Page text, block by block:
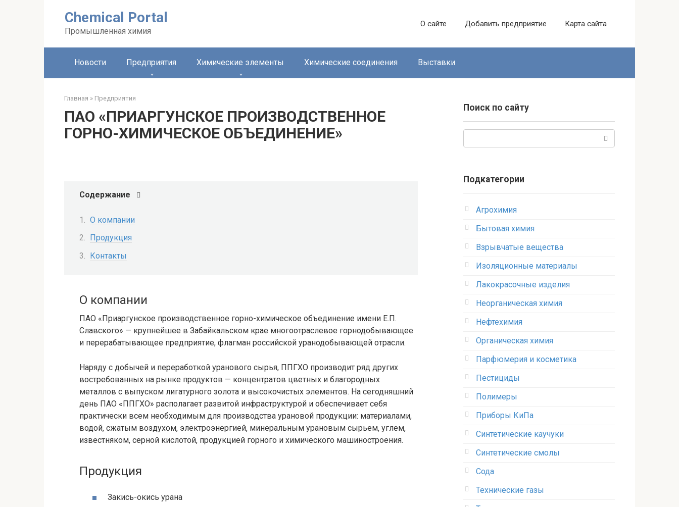
Chemical Portal
Промышленная химия
О сайте Добавить предприятие Карта сайта
Новости Предприятия Химические элементы Химические соединения Выставки
Главная » Предприятия
ПАО «ПРИАРГУНСКОЕ ПРОИЗВОДСТВЕННОЕ
ГОРНО-ХИМИЧЕСКОЕ ОБЪЕДИНЕНИЕ»
Содержание
О компании
Продукция
Контакты
О компании
ПАО «Приаргунское производственное горно-химическое объединение имени Е.П.
Славского» — крупнейшее в Забайкальском крае многоотраслевое горнодобывающее
и перерабатывающее предприятие, флагман российской уранодобывающей отрасли.
Наряду с добычей и переработкой уранового сырья, ППГХО производит ряд других
востребованных на рынке продуктов — концентратов цветных и благородных
металлов с выпуском лигатурного золота и высокочистых элементов. На сегодняшний
день ПАО «ППГХО» располагает развитой инфраструктурой и обеспечивает себя
практически всем необходимым для производства урановой продукции: материалами,
водой, сжатым воздухом, электроэнергией, минеральным урановым сырьем, углем,
известняком, серной кислотой, продукцией горного и химического машиностроения.
Продукция
Закись-окись урана
Поиск по сайту
Подкатегории
Агрохимия
Бытовая химия
Взрывчатые вещества
Изоляционные материалы
Лакокрасочные изделия
Неорганическая химия
Нефтехимия
Органическая химия
Парфюмерия и косметика
Пестициды
Полимеры
Приборы КиПа
Синтетические каучуки
Синтетические смолы
Сода
Технические газы